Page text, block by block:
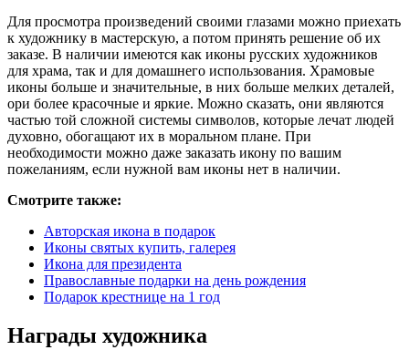
Для просмотра произведений своими глазами можно приехать
к художнику в мастерскую, а потом принять решение об их
заказе. В наличии имеются как иконы русских художников
для храма, так и для домашнего использования. Храмовые
иконы больше и значительные, в них больше мелких деталей,
ори более красочные и яркие. Можно сказать, они являются
частью той сложной системы символов, которые лечат людей
духовно, обогащают их в моральном плане. При
необходимости можно даже заказать икону по вашим
пожеланиям, если нужной вам иконы нет в наличии.
Смотрите также:
Авторская икона в подарок
Иконы святых купить, галерея
Икона для президента
Православные подарки на день рождения
Подарок крестнице на 1 год
Награды художника